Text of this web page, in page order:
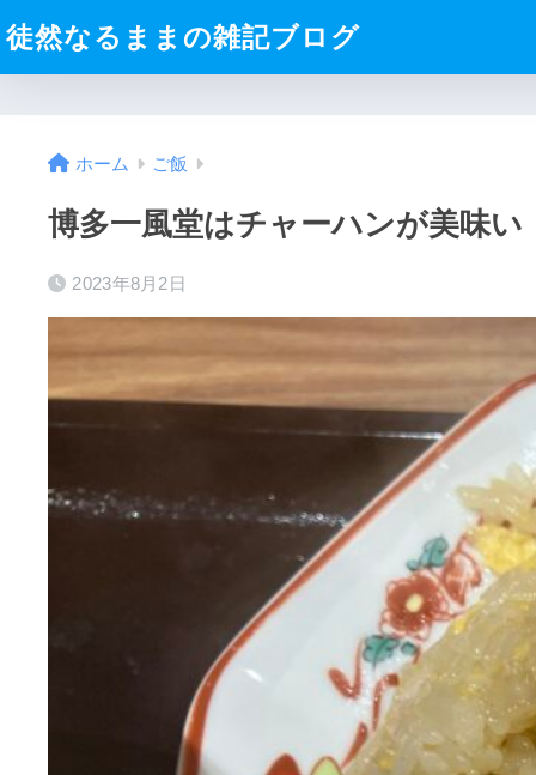
徒然なるままの雑記ブログ
ホーム ご飯
博多一風堂はチャーハンが美味い
2023年8月2日